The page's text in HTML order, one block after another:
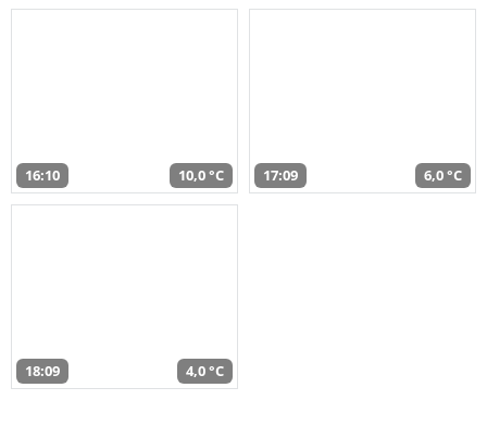
16:10 10,0 °C 17:09 6,0 °C
18:09 4,0 °C